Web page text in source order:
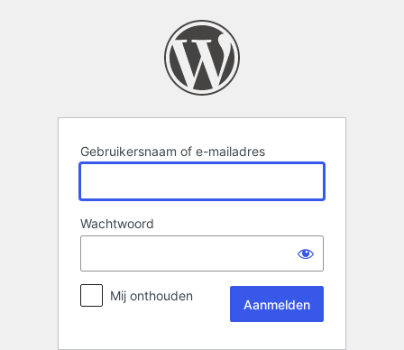
Gebruikersnaam of e-mailadres
Wachtwoord
Mij onthouden